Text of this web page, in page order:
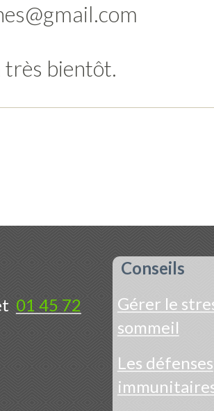
très bientôt.
01 45 72
Conseils
Gérer le
sommeil
Les défenses